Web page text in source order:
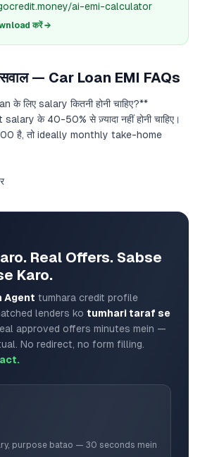
ai-emi-calculator
करें →
सवाल — Car Loan EMI FAQs
के लिए salary कितनी होनी चाहिए?**
salary के 40-50% से ज़्यादा नहीं होनी चाहिए।
है, तो ideally monthly take-home
Real Offers. Sabse
Karo.
Agent tumhara credit profile
lenders ko tumhari taraf se
approved offers minutes mein —
No redirect, no form filling.
purpose batao — 30 seconds mein